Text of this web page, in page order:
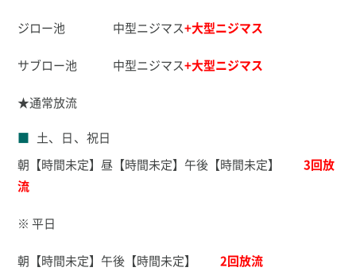
ジロー池 中型ニジマス+大型ニジマス
サブロー池 中型ニジマス+大型ニジマス
★通常放流
土、日、祝日
朝【時間未定】昼【時間未定】午後【時間未定】3 回放
流
※ 平日
朝【時間未定】午後【時間未定】 2 回放流